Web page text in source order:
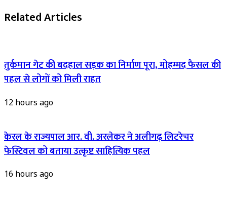
Related Articles
तुर्कमान गेट की बदहाल सड़क का निर्माण पूरा, मोहम्मद फैसल की
पहल से लोगों को मिली राहत
12 hours ago
केरल के राज्यपाल आर. वी. अरलेकर ने अलीगढ़ लिटरेचर
फेस्टिवल को बताया उत्कृष्ट साहित्यिक पहल
16 hours ago